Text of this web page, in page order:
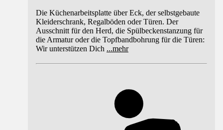
Die Küchenarbeitsplatte über Eck, der selbstgebaute
Kleiderschrank, Regalböden oder Türen. Der
Ausschnitt für den Herd, die Spülbeckenstanzung für
die Armatur oder die Topfbandbohrung für die Türen:
Wir unterstützen Dich ...mehr